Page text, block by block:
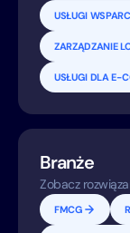
USŁUGI
ZARZĄDZANIE
USŁUGI DLA E-
Branże
Zobacz
FMCG